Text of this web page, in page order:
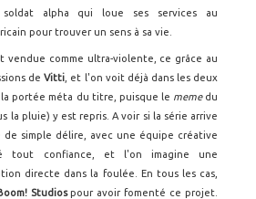
alpha qui loue ses services au
pour trouver un sens à sa vie.
vendue comme ultra-violente, ce grâce au
deVitti , et l'on voit déjà dans les deux
portée méta du titre, puisque le meme du
la pluie) y est repris. A voir si la série arrive
de simple délire, avec une équipe créative
tout confiance, et l'on imagine une
directe dans la foulée. En tous les cas,
Studiospour avoir fomenté ce projet.